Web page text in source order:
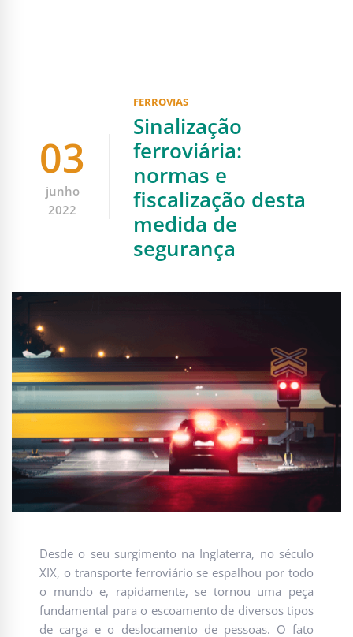
03
junho
2022
FERROVIAS
Sinalização
ferroviária:
normas e
fiscalização desta
medida de
segurança
Desde o seu surgimento na Inglaterra, no século
XIX, o transporte ferroviário se espalhou por todo
o mundo e, rapidamente, se tornou uma peça
fundamental para o escoamento de diversos tipos
de carga e o deslocamento de pessoas. O fato